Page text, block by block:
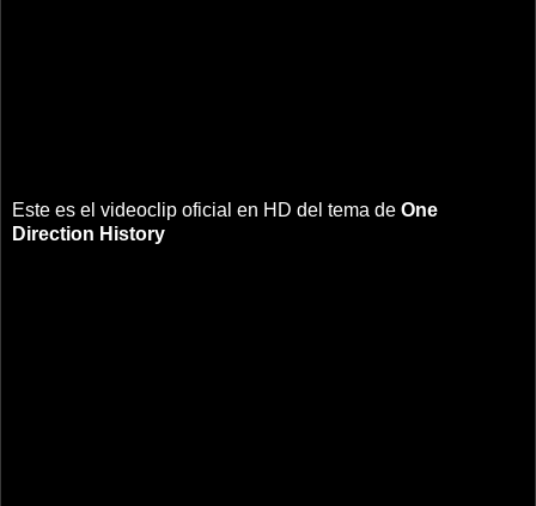
Este es el videoclip oficial en HD del tema de One
Direction History